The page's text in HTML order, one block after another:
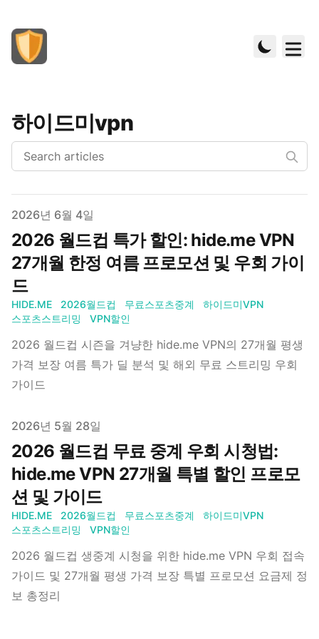
하이드미vpn
Published on
2026년 6월 4일
2026 월드컵 특가 할인: hide.me VPN
27개월 한정 여름 프로모션 및 우회 가이
드
HIDE.ME 2026월드컵 무료스포츠중계
하이드미VPN
스포츠스트리밍
VPN할인
2026 월드컵 시즌을 겨냥한 hide.me VPN의 27개월 평생
가격 보장 여름 특가 딜 분석 및 해외 무료 스트리밍 우회
가이드
Published on
2026년 5월 28일
2026 월드컵 무료 중계 우회 시청법:
hide.me VPN 27개월 특별 할인 프로모
션 및 가이드
HIDE.ME 2026월드컵 무료스포츠중계
하이드미VPN
스포츠스트리밍
VPN할인
2026 월드컵 생중계 시청을 위한 hide.me VPN 우회 접속
가이드 및 27개월 평생 가격 보장 특별 프로모션 요금제 정
보 총정리